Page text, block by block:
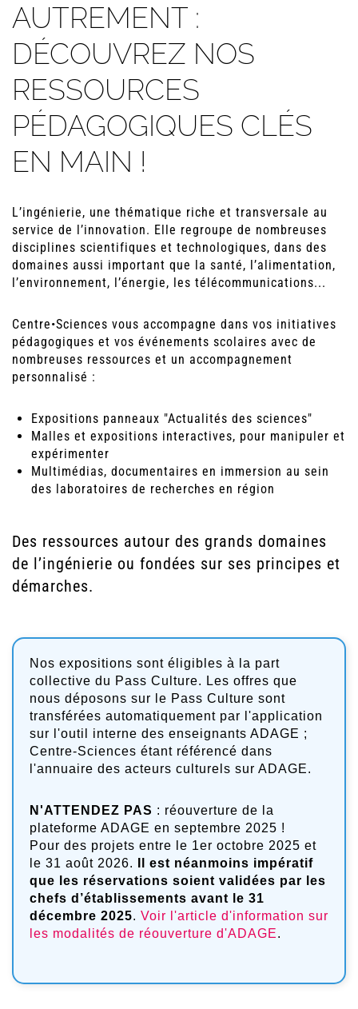
AUTREMENT :
DÉCOUVREZ NOS
RESSOURCES
PÉDAGOGIQUES CLÉS
EN MAIN !
L’ingénierie, une thématique riche et transversale au
service de l’innovation. Elle regroupe de nombreuses
disciplines scientifiques et technologiques, dans des
domaines aussi important que la santé, l’alimentation,
l’environnement, l’énergie, les télécommunications...
Centre•Sciences vous accompagne dans vos initiatives
pédagogiques et vos événements scolaires avec de
nombreuses ressources et un accompagnement
personnalisé :
Expositions panneaux "Actualités des sciences"
Malles et expositions interactives, pour manipuler et
expérimenter
Multimédias, documentaires en immersion au sein
des laboratoires de recherches en région
Des ressources autour des grands domaines
de l’ingénierie ou fondées sur ses principes et
démarches.
Nos expositions sont éligibles à la part
collective du Pass Culture. Les offres que
nous déposons sur le Pass Culture sont
transférées automatiquement par l'application
sur l'outil interne des enseignants ADAGE ;
Centre-Sciences étant référencé dans
l'annuaire des acteurs culturels sur ADAGE.
N'ATTENDEZ PAS : réouverture de la
plateforme ADAGE en septembre 2025 !
Pour des projets entre le 1er octobre 2025 et
le 31 août 2026.
Il est néanmoins impératif
que les réservations soient validées par les
chefs d’établissements avant le 31
décembre 2025. Voir l'article d'information sur
les modalités de réouverture d'ADAGE.